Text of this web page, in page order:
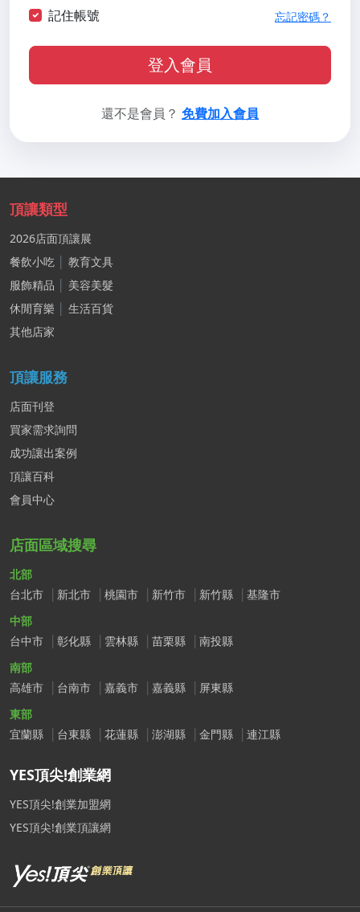
記住帳號 忘記密碼？
登入會員
還不是會員？ 免費加入會員
頂讓類型
2026店面頂讓展
餐飲小吃
教育文具
服飾精品
美容美髮
休閒育樂
生活百貨
其他店家
頂讓服務
店面刊登
買家需求詢問
成功讓出案例
頂讓百科
會員中心
店面區域搜尋
北部
台北市
新北市 桃園市 新竹市 新竹縣
基隆市
中部
台中市
彰化縣 雲林縣 苗栗縣
南投縣
南部
高雄市
台南市 嘉義市 嘉義縣
屏東縣
東部
宜蘭縣
台東縣 花蓮縣 澎湖縣 金門縣 連江縣
YES頂尖!創業網
YES頂尖!創業加盟網
YES頂尖!創業頂讓網